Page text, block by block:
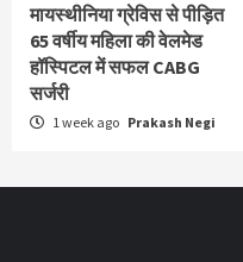
मायस्थीनिया ग्रेविस से पीड़ित
65 वर्षीय महिला की वेलमेड
हॉस्पिटल में सफल CABG
सर्जरी
1 week ago Prakash Negi